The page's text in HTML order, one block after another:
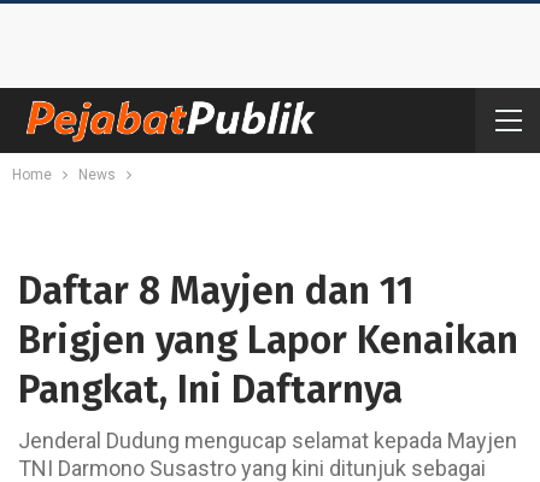
Home News
Daftar 8 Mayjen dan 11
Brigjen yang Lapor Kenaikan
Pangkat, Ini Daftarnya
Jenderal Dudung mengucap selamat kepada Mayjen
TNI Darmono Susastro yang kini ditunjuk sebagai